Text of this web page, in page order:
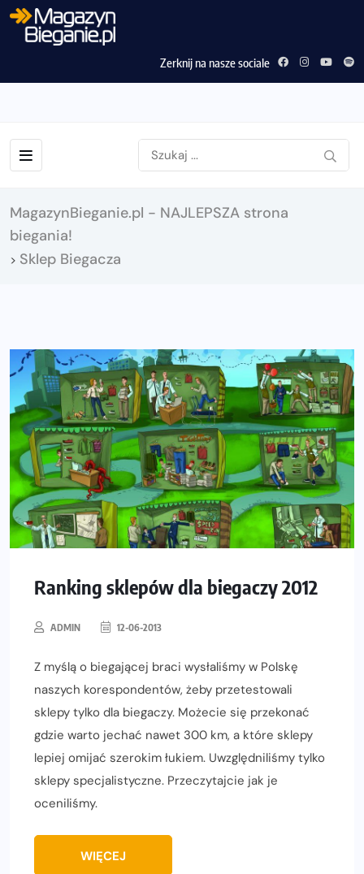
Zerknij na nasze sociale
MagazynBieganie.pl - NAJLEPSZA strona
biegania!
> Sklep Biegacza
Ranking sklepów dla biegaczy 2012
ADMIN 12-06-2013
Z myślą o biegającej braci wysłaliśmy w Polskę
naszych korespondentów, żeby przetestowali
sklepy tylko dla biegaczy. Możecie się przekonać
gdzie warto jechać nawet 300 km, a które sklepy
lepiej omijać szerokim łukiem. Uwzględniliśmy tylko
sklepy specjalistyczne. Przeczytajcie jak je
oceniliśmy.
WIĘCEJ